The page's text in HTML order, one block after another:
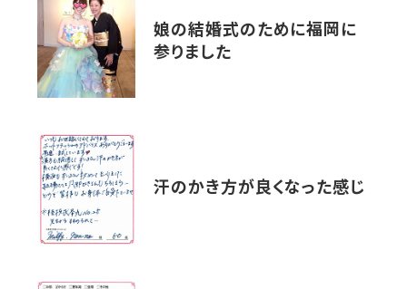
娘の結婚式のために福岡に
参りました
汗のかき方が良くなった感じ